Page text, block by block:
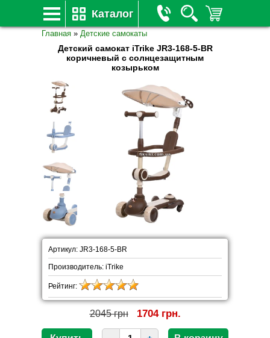
Каталог
Главная » Детские самокаты
Детский самокат iTrike JR3-168-5-BR
коричневый с солнцезащитным
козырьком
Артикул: JR3-168-5-BR
Производитель: iTrike
Рейтинг:
2045 грн 1704 грн.